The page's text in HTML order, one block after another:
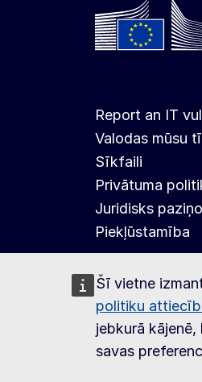
Šī vietne
politiku
jebkurā
savas
Report an IT
Valodas mūsu
Sīkfaili
Privātuma
Juridisks
Piekļūstamība